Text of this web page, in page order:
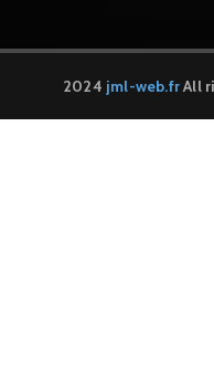
2024 jml-web.frAll